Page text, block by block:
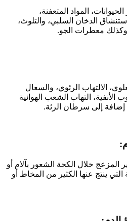
المواد المتعفنة،
الدخان السلبي، والتلوث،
وكذلك معطرات الجو.
الالتهاب الرئوي، والسعال
الأنفية، التهاب الشعب الهوائية
إضافة إلى سرطان الرئة.
المزعج خلال الكحة الشعور بآلام أو
ينتج عنها الكثير من المخاط أو